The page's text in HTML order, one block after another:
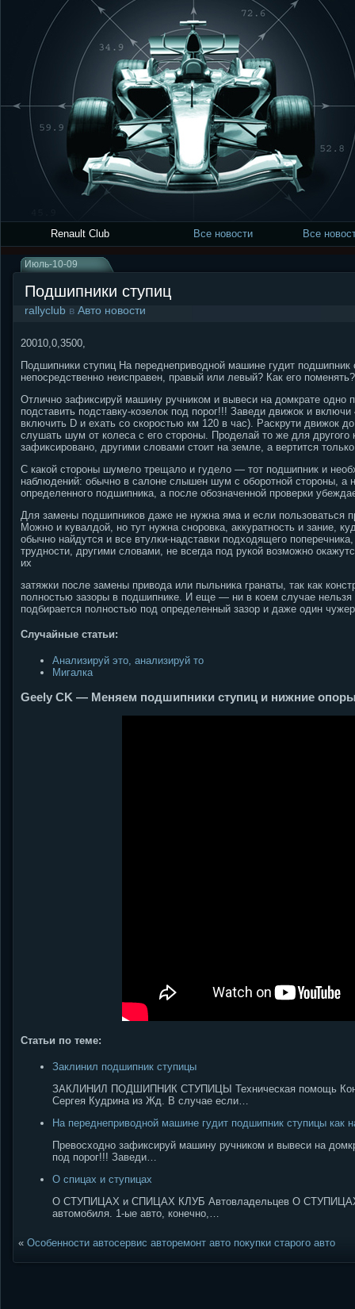
Renault Club Все новости Все
Июль-10-09
Подшипники ступиц
rallyclub в Авто новости
20010,0,3500,
Подшипники ступиц На переднеприводной машине гудит подшипник
непосредственно неисправен, правый или левый? Как его поменять?
Отлично зафиксируй машину ручником и вывеси на домкрате одно
подставить подставку-козелок под порог!!! Заведи движок и
включить D и ехать со скоростью км 120 в час). Раскрути движок
слушать шум от колеса с его стороны. Проделай то же для
зафиксировано, другими словами стоит на земле, а вертится
С какой стороны шумело трещало и гудело — тот подшипник и
наблюдений: обычно в салоне слышен шум с оборотной стороны, а
определенного подшипника, а после обозначенной проверки
Для замены подшипников даже не нужна яма и если пользоваться
Можно и кувалдой, но тут нужна сноровка, аккуратность и зание,
обычно найдутся и все втулки-надставки подходящего
трудности, другими словами, не всегда под рукой возможно
их
затяжки после замены привода или пыльника гранаты, так как
полностью зазоры в подшипнике. И еще — ни в коем случае нельзя
подбирается полностью под определенный зазор и даже один
Случайные статьи:
Анализируй это, анализируй то
Мигалка
Geely CK — Меняем подшипники ступиц и нижние
Статьи по теме:
Заклинил подшипник ступицы
ЗАКЛИНИЛ ПОДШИПНИК СТУПИЦЫ Техническая помощь
Сергея Кудрина из Жд. В случае если…
На переднеприводной машине гудит подшипник ступицы как
Превосходно зафиксируй машину ручником и вывеси на
под порог!!! Заведи…
О спицах и ступицах
О СТУПИЦАХ и СПИЦАХ КЛУБ Автовладельцев О СТУПИЦАХ
автомобиля. 1-ые авто, конечно,…
« Особенности автосервис авторемонт авто покупки старого авто